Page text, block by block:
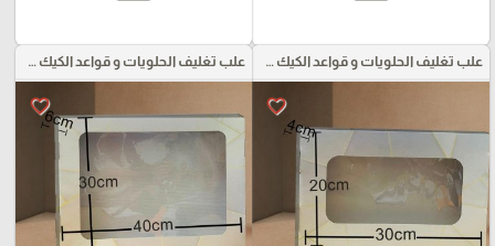
علب تغليف الحلويات و قواعد الكيك و علب بلاستيكية بأنواعها
favorite_border
علب تغليف الحلويات و قواعد الكيك و علب بلاستيكية بأنواعها
favorite_border